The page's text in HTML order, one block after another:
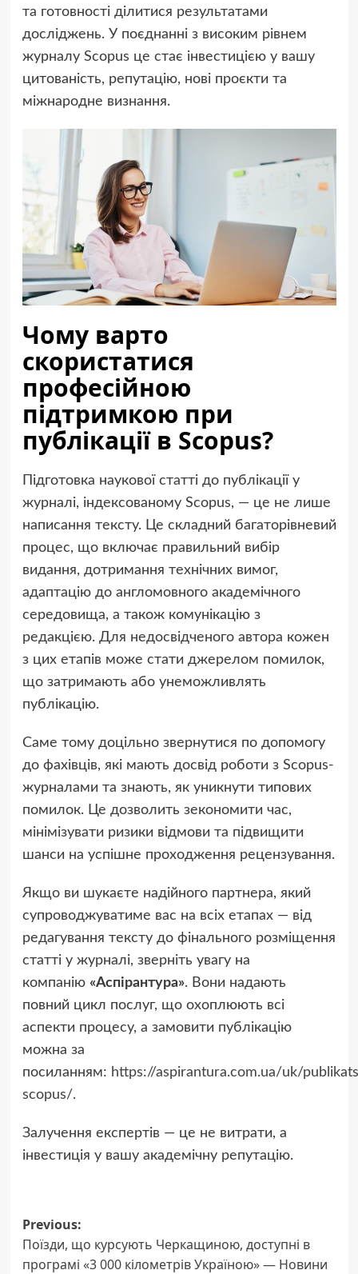
та готовності ділитися результатами
досліджень. У поєднанні з високим рівнем
журналу Scopus це стає інвестицією у вашу
цитованість, репутацію, нові проєкти та
міжнародне визнання.
Чому варто
скористатися
професійною
підтримкою при
публікації в Scopus?
Підготовка наукової статті до публікації у
журналі, індексованому Scopus, — це не лише
написання тексту. Це складний багаторівневий
процес, що включає правильний вибір
видання, дотримання технічних вимог,
адаптацію до англомовного академічного
середовища, а також комунікацію з
редакцією. Для недосвідченого автора кожен
з цих етапів може стати джерелом помилок,
що затримають або унеможливлять
публікацію.
Саме тому доцільно звернутися по допомогу
до фахівців, які мають досвід роботи з Scopus-
журналами та знають, як уникнути типових
помилок. Це дозволить зекономити час,
мінімізувати ризики відмови та підвищити
шанси на успішне проходження рецензування.
Якщо ви шукаєте надійного партнера, який
супроводжуватиме вас на всіх етапах — від
редагування тексту до фінального розміщення
статті у журналі, зверніть увагу на
компанію «Аспірантура». Вони надають
повний цикл послуг, що охоплюють всі
аспекти процесу, а замовити публікацію
можна за
посиланням: https://aspirantura.com.ua/uk/
scopus/.
Залучення експертів — це не витрати, а
інвестиція у вашу академічну репутацію.
Post
navigation
Previous:
Поїзди, що курсують Черкащиною, доступні в
програмі «3 000 кілометрів Україною» — Новини